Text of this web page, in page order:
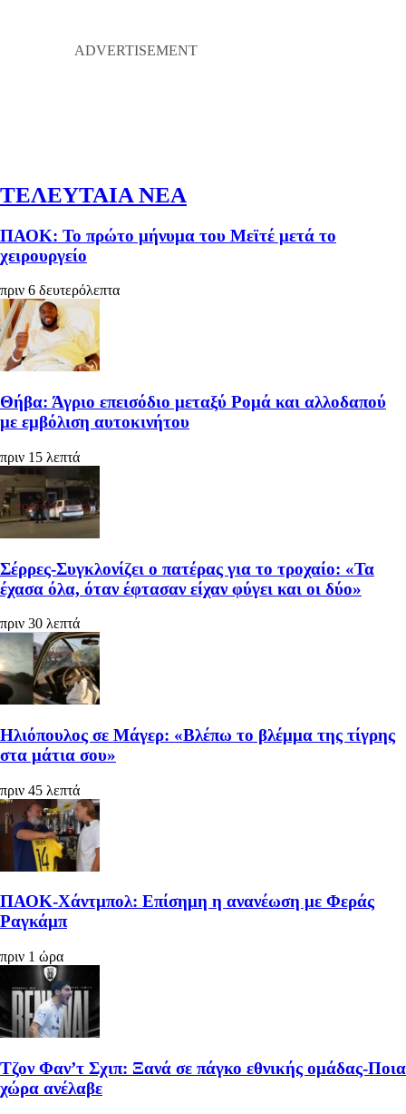
ΤΕΛΕΥΤΑΙΑ ΝΕΑ
ΠΑΟΚ: Το πρώτο μήνυμα του Μεϊτέ μετά το
χειρουργείο
πριν 6 δευτερόλεπτα
Θήβα: Άγριο επεισόδιο μεταξύ Ρομά και αλλοδαπού
με εμβόλιση αυτοκινήτου
πριν 15 λεπτά
Σέρρες-Συγκλονίζει ο πατέρας για το τροχαίο: «Τα
έχασα όλα, όταν έφτασαν είχαν φύγει και οι δύο»
πριν 30 λεπτά
Ηλιόπουλος σε Μάγερ: «Βλέπω το βλέμμα της τίγρης
στα μάτια σου»
πριν 45 λεπτά
ΠΑΟΚ-Χάντμπολ: Επίσημη η ανανέωση με Φεράς
Ραγκάμπ
πριν 1 ώρα
Τζον Φαν’τ Σχιπ: Ξανά σε πάγκο εθνικής ομάδας-Ποια
χώρα ανέλαβε